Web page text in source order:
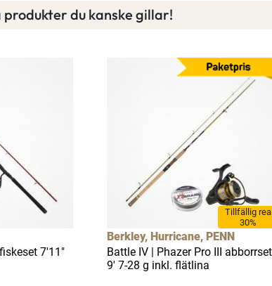
du kanske gillar!
7'11"
Tillfällig rea
30%
Berkley, Hurricane, PENN
Battle IV | Phazer Pro III abborrset
9' 7-28 g inkl. flätlina